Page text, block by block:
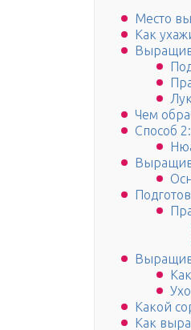
Место
Как
Чем
Способ
Какой
Как